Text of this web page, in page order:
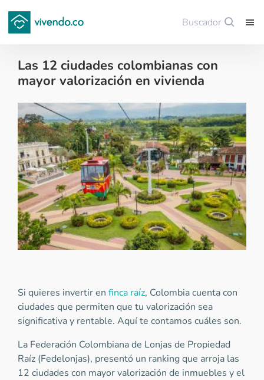
Buscador
Las 12 ciudades colombianas con
mayor valorización en vivienda
Colombianos en el exterior - 2018-02-17
Si quieres invertir en finca raíz, Colombia cuenta con
ciudades que permiten que tu valorización sea
significativa y rentable. Aquí te contamos cuáles son.
La Federación Colombiana de Lonjas de Propiedad
Raíz (Fedelonjas), presentó un ranking que arroja las
12 ciudades con mayor valorización de inmuebles y el
Guardar